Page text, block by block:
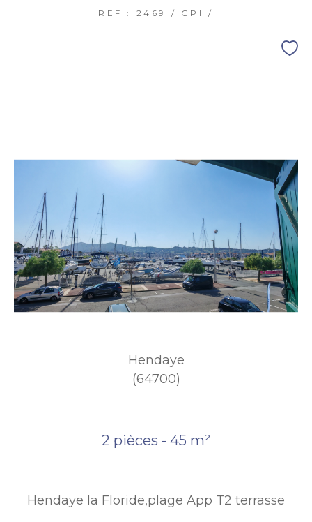
REF : 2469 / GPI /
Hendaye
(64700)
2 pièces - 45 m²
Hendaye la Floride,plage App T2 terrasse